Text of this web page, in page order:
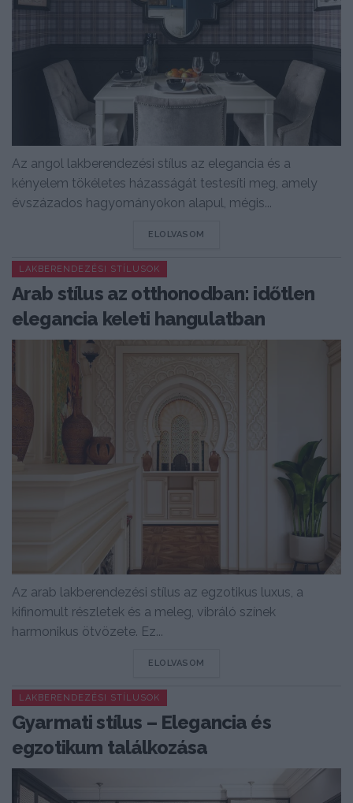
Az angol lakberendezési stílus az elegancia és a
kényelem tökéletes házasságát testesíti meg, amely
évszázados hagyományokon alapul, mégis...
ELOLVASOM
LAKBERENDEZÉSI STÍLUSOK
Arab stílus az otthonodban: időtlen
elegancia keleti hangulatban
Az arab lakberendezési stílus az egzotikus luxus, a
kifinomult részletek és a meleg, vibráló színek
harmonikus ötvözete. Ez...
ELOLVASOM
LAKBERENDEZÉSI STÍLUSOK
Gyarmati stílus – Elegancia és
egzotikum találkozása